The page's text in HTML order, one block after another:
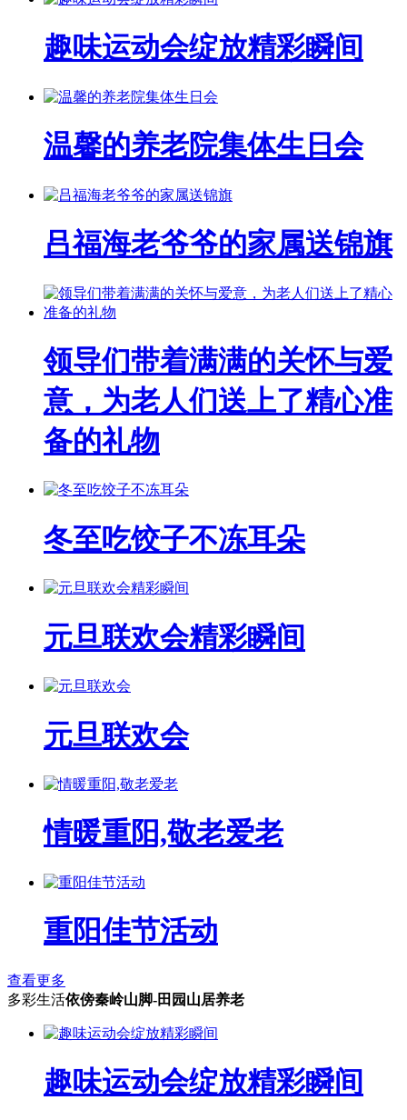
趣味运动会绽放精彩瞬间
温馨的养老院集体生日会
吕福海老爷爷的家属送锦旗
领导们带着满满的关怀与爱
意，为老人们送上了精心准
备的礼物
冬至吃饺子不冻耳朵
元旦联欢会精彩瞬间
元旦联欢会
情暖重阳,敬老爱老
重阳佳节活动
查看更多
多彩生活依傍秦岭山脚-田园山居养老
趣味运动会绽放精彩瞬间